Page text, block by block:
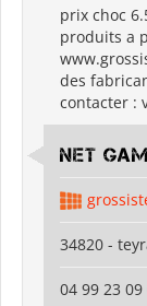
prix choc
produits a
des
contacter :
Net
34820 -
04 99 23 09